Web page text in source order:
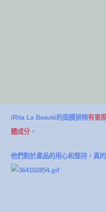
iRita La Beauté的面膜排除有害
體成分，
他們對於產品的用心和堅持，真